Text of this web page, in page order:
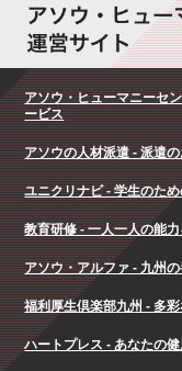
アソウ・ヒューマニーセ
ービス
アソウの人材派遣 - 派遣
ユニクリナビ - 学生のた
教育研修 - 一人一人の能
アソウ・アルファ - 九州
福利厚生倶楽部九州 - 多
ハートプレス - あなたの